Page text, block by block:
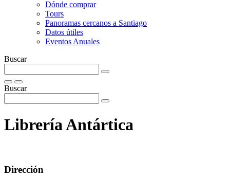
Dónde comprar
Tours
Panoramas cercanos a Santiago
Datos útiles
Eventos Anuales
Buscar
Buscar
Librerí­a Antártica
Dirección